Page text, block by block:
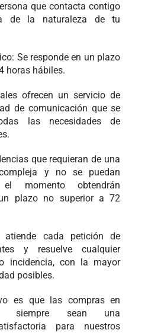
que contacta contigo
de la naturaleza de tu
Se responde en un plazo
horas hábiles.
ofrecen un servicio de
de comunicación que se
las necesidades de
que requieran de una
y no se puedan
momento obtendrán
plazo no superior a 72
atiende cada petición de
y resuelve cualquier
incidencia, con la mayor
posibles.
es que las compras en
siempre sean una
para nuestros